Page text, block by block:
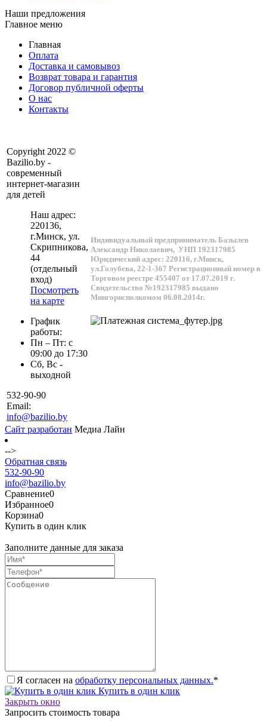
Наши предложения
Главное меню
Главная
Оплата
Доставка и самовывоз
Возврат товара и гарантия
Договор публичной оферты
О нас
Контакты
Copyright 2022 ©
Bazilio.by -
современный
интернет-магазин
для детей
Наш адрес:
220136,
г.Минск, ул.
Скрипникова,
44
(отдельный
вход)
Посмотреть
на карте
График
работы:
Пн – Пт: с
09:00 до 17:30
Сб, Вс -
выходной
532-90-90
Email:
info@bazilio.by
Индивидуальный предприниматель Базылев
Александр Николаевич, УНП 192317985
Юридический адрес: 220116, г.Минск,
ул.Голубева, 22-1-367 Регистрационный номер в
Торговом реестре 455407 от 17.07.2019 г.
Свидетельство №192317985 выдано
Мингорисполкомом 06.08.2014г.
Сайт разработан Медиа Лайн
-->
Обратная связь
532-90-90
info@bazilio.by
Сравнение0
Избранное0
Корзина0
Купить в один клик
Заполните данные для заказа
Я согласен на обработку персональных данных.*
Купить в один клик
Закрыть окно
Запросить стоимость товара